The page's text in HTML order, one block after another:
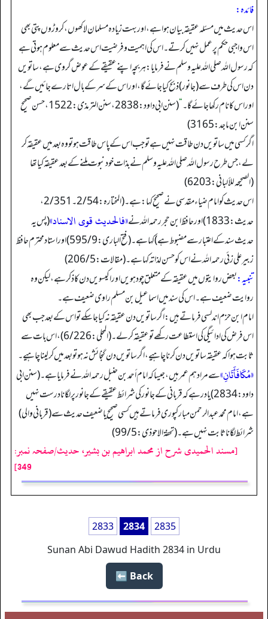
فائدہ:
اس حدیث میں مسئلہ عقیقہ بیان ہوا ہے، اور بہت زیادہ مسلمان لاکھوں، کروڑوں پتی بھی
اس واجبی حکم پر عمل نہیں کرتے۔ اس کی اہمیت و فرضیت اس حدیث سے معلوم ہوتی ہے
کہ رسول اللہ صلی اللہ علیہ وسلم نے فرمایا: ہر بچہ اپنے عقیقے کے عوض گروی ہے، ساتویں
دن اس کی طرف سے (جانور) ذبح کیا جائے گا، اور اس کے سر کے بال اتارے جائیں گے،
اور اس کا نام رکھا جائے گا۔“
(سنن ابی داود: 2838، سنن الترمذی: 1522، حسن صحیح
سنن ابن ماجد: 3165)
اگر کسی میں ساتویں دن طاقت نہیں ہے تو جب اس کے پاس طاقت ہو تو وہ بعد میں عقیقہ کر
لے، جس طرح رسول اللہ صلی اللہ علیہ وسلم نے بذات خود نبوت ملنے کے بعد عقیقہ کیا تھا
(الصحيحه للألباني: 6203)
اس حدیث کو امام ضیاء مقدسی نے صحیح کہا: ہے۔ (المختارہ: 54 / 2۔ 351 / 2،
حدیث: 1833) اور حافظ ابن حجر رحمہ اللہ نے
«فالحديث قوى الاسناد»(پس یہ
حدیث سند کے اعتبار سے مضبوط ہے) کہا ہے۔ (فتح الباری: 595/9) اور استاد محترم حافظ
زبیر علی زئی رحمہ اللہ نے اس کو حسن لذاتہ کہا ہے۔ (مقالات: 206/5)
تنبیہ:بعض روایتوں میں عقیقہ کے متعلق چودہویں اور ا کیسویں دن کا ذکر ہے، لیکن وہ
روایت ضعیف ہے۔ اس کی سند میں اسماعیل بن مسلم راوی ضعیف ہے۔
امام ابن حزم اندلسی فرماتے ہیں: اگر ساتویں دن عقیقہ نہ کیا جا سکے تو اس کے بعد جب بھی
اس فرض کی ادائیگی کی استطاعت رکھے تو عقیقہ کر لے۔ (المحلی: 226 / 6)، اس بات سے
ثابت ہوا کہ عقیقہ ساتویں دن کرنا چاہیے، اگر ساتویں دن گنجائش نہ ہو تو بعد میں کر لینا چاہیے۔
«مُكَافَأَتَانِ»سے مراد ہم عمر ہیں، جیسا کہ امام أحمد بن حنبل رحمہ اللہ نے فرمایا ہے۔ (سنن ابی
داود: 2834) یاد رہے کہ قربانی کے جانور کی شرائط عقیقے کے جانور پر لگانا درست نہیں
ہے، امام محمد عبدالرحمن مبارکپوری فرماتے ہیں کسی صحيح یا ضعیف حدیث سے (قربانی والی)
شرائط لگانا ثابت نہیں ہے۔ (تحفۃ الاحوذی: 99/5)
[مسند الحمیدی شرح از محمد ابراهيم بن بشير، حدیث/صفحہ نمبر:
349]
2833 2834
2835
Sunan Abi Dawud Hadith 2834 in Urdu
Back ⬅️